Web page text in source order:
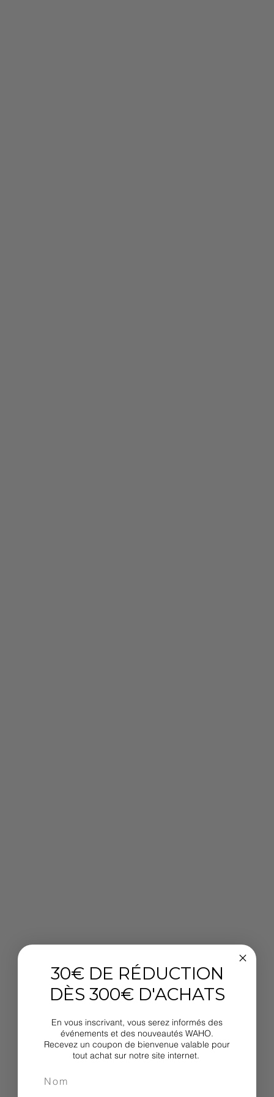
30€ DE RÉDUCTION
DÈS 300€ D'ACHATS
En vous inscrivant, vous serez informés des
événements et des nouveautés WAHO.
Recevez un coupon de bienvenue valable pour
tout achat sur notre site internet.